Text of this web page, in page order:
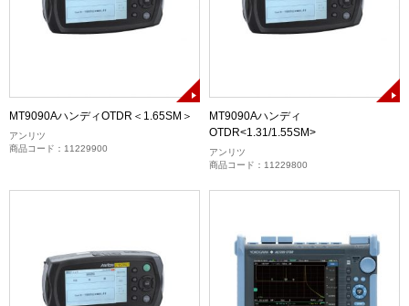
MT9090AハンディOTDR＜1.65SM＞
アンリツ
商品コード：11229900
MT9090Aハンディ
OTDR<1.31/1.55SM>
アンリツ
商品コード：11229800